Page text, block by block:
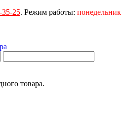
35-25. Режим работы: понедельник
товара.